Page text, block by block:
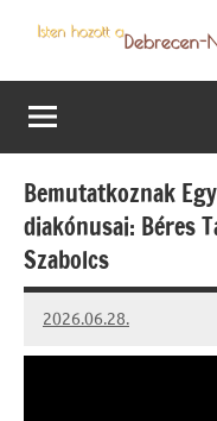
content
Debrecen-
Nyíregyházi
Egyházmegye
programjai
Bemutatkoznak
diakónusai: Béres
Szabolcs
2026.06.28.
Leiszt
Máté